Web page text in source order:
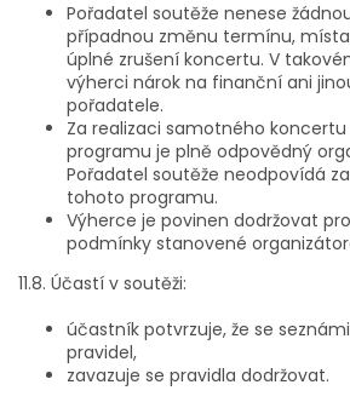
Pořadatel soutěže nenese
případnou změnu termínu,
úplné zrušení koncertu. V
výherci nárok na finanční ani
pořadatele.
Za realizaci samotného koncertu
programu je plně odpovědný
Pořadatel soutěže neodpovídá
tohoto programu.
Výherce je povinen dodržovat
podmínky stanovené
11.8. Účastí v soutěži:
účastník potvrzuje, že se
pravidel,
zavazuje se pravidla dodržovat.